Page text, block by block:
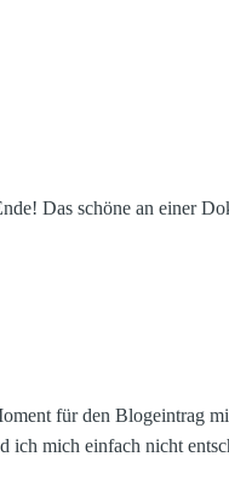
Das schöne an einer
für den Blogeintrag
ich mich einfach nicht